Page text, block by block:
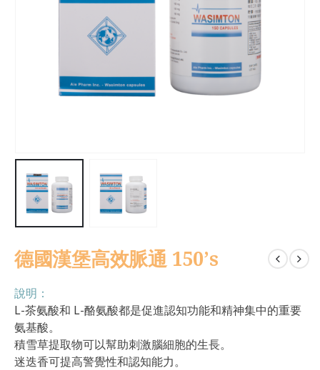
德國漢堡高效脈通 150’s
說明：
L-茶氨酸和 L-酪氨酸都是促進認知功能和精神集中的重要
氨基酸。
積雪草提取物可以幫助刺激腦細胞的生長。
迷迭香可提高警覺性和認知能力。